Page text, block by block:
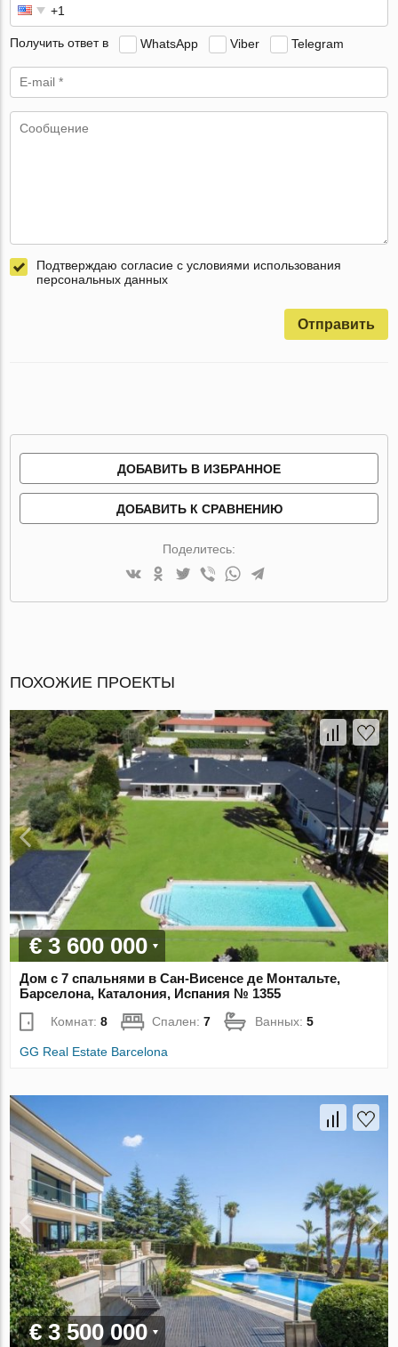
Получить ответ в WhatsApp Viber Telegram
Подтверждаю согласие с условиями использования
персональных данных
Отправить
ДОБАВИТЬ В ИЗБРАННОЕ
ДОБАВИТЬ К СРАВНЕНИЮ
Поделитесь:
ПОХОЖИЕ ПРОЕКТЫ
€ 3 600 000
Дом с 7 спальнями в Сан-Висенсе де Монтальте,
Барселона, Каталония, Испания № 1355
Комнат:8 Спален:7 Ванных:5
GG Real Estate Barcelona
€ 3 500 000